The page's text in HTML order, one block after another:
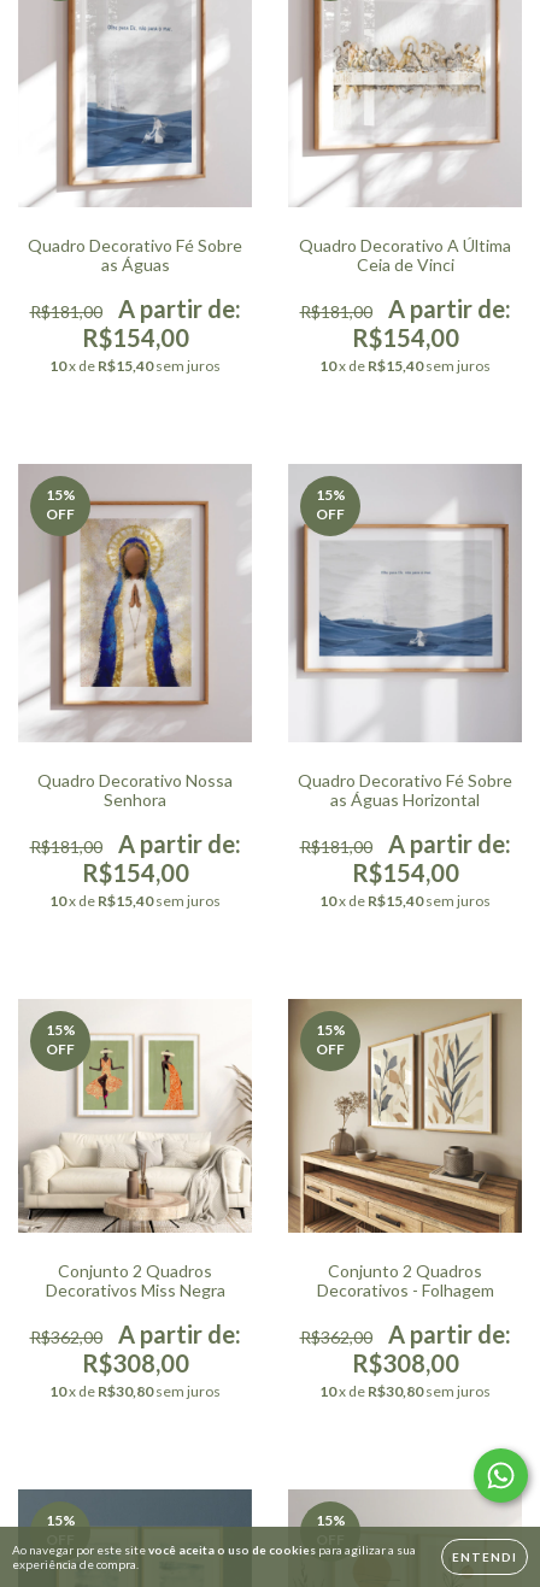
Ao navegar por este sitevocê aceita o uso de cookies para agilizar a sua
experiência de compra.
ENTENDI
Quadro Decorativo Fé Sobre
as Águas
R$181,00
R$154,00
10x de R$15,40 sem juros
Quadro Decorativo A Última
Ceia de Vinci
R$181,00
R$154,00
10x de R$15,40 sem juros
15%
OFF
Quadro Decorativo Nossa
Senhora
R$181,00
R$154,00
10x de R$15,40 sem juros
15%
OFF
Quadro Decorativo Fé Sobre
as Águas Horizontal
R$181,00
R$154,00
10x de R$15,40 sem juros
15%
OFF
Conjunto 2 Quadros
Decorativos Miss Negra
R$362,00
R$308,00
10x de R$30,80 sem juros
15%
OFF
Conjunto 2 Quadros
Decorativos - Folhagem
R$362,00
R$308,00
10x de R$30,80 sem juros
15%
15%